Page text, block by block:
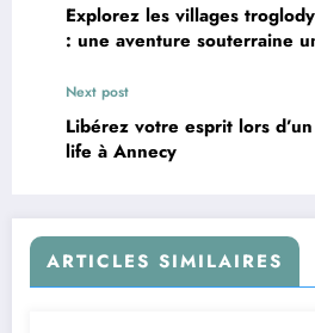
Explorez les villages
: une aventure souterraine
Next post
Libérez votre esprit lors
life à Annecy
ARTICLES SIMILAIRES